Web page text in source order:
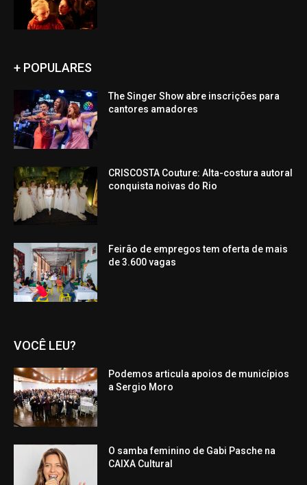
+ POPULARES
The Singer Show abre inscrições para
cantores amadores
CRISCOSTA Couture: Alta-costura autoral
conquista noivas do Rio
Feirão de empregos tem oferta de mais
de 3.600 vagas
VOCÊ LEU?
Podemos articula apoios de municípios
a Sergio Moro
O samba feminino de Gabi Pasche na
CAIXA Cultural